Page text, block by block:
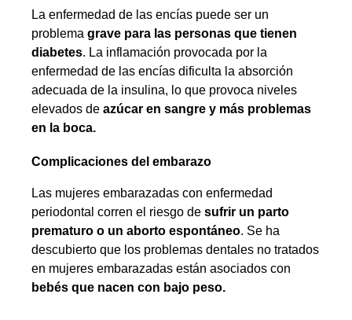
La enfermedad de las encías puede ser un
problema grave para las personas que tienen
diabetes. La inflamación provocada por la
enfermedad de las encías dificulta la absorción
adecuada de la insulina, lo que provoca niveles
elevados de azúcar en sangre y más problemas
en la boca.
Complicaciones del embarazo
Las mujeres embarazadas con enfermedad
periodontal corren el riesgo de sufrir un parto
prematuro o un aborto espontáneo. Se ha
descubierto que los problemas dentales no tratados
en mujeres embarazadas están asociados con
bebés que nacen con bajo peso.